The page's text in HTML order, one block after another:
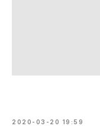
2020-03-20 19:59